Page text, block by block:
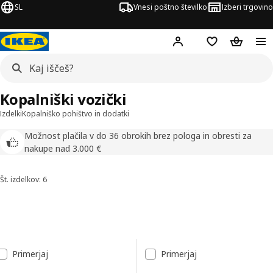
SL Vnesi poštno številko Izberi trgovino
Hej! Prijava ali
Seznam želja
IzdelkiKopalniško pohištvo in dodatki
Možnost plačila v do 36 obrokih brez pologa in obresti za
nakupe nad 3.000 €
Kopalniški vozički
Razvrsti in filtriraj
Št. izdelkov: 6
Seznam rezultatov
Primerjaj Primerjaj